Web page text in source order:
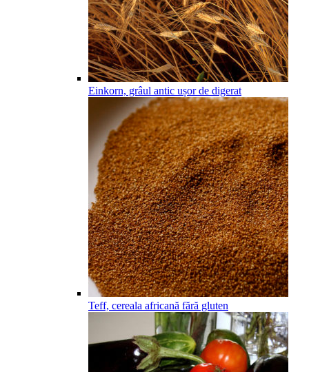
Einkorn, grâul antic ușor de digerat
Teff, cereala africană fără gluten